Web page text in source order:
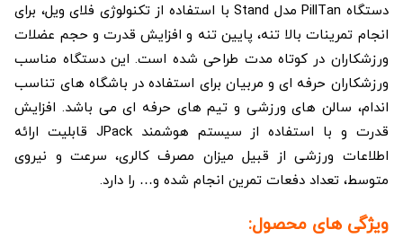
دستگاه PillTan مدل Stand با استفاده از تکنولوژی فلای ویل، برای
انجام تمرینات بالا تنه، پایین تنه و افزایش قدرت و حجم عضلات
ورزشکاران در کوتاه مدت طراحی شده است. این دستگاه مناسب
ورزشکاران حرفه ای و مربیان برای استفاده در باشگاه های تناسب
اندام، سالن های ورزشی و تیم های حرفه ای می باشد. افزایش
قدرت و با استفاده از سیستم هوشمند JPack قابلیت ارائه
اطلاعات ورزشی از قبیل میزان مصرف کالری، سرعت و نیروی
متوسط، تعداد دفعات تمرین انجام شده و… را دارد.
ویژگی های محصول: